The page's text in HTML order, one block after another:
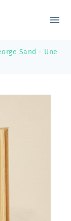
menu
Sand - Une